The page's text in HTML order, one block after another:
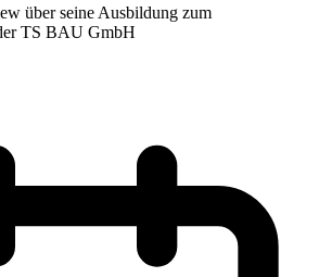
über seine Ausbildung zum
TS BAU GmbH